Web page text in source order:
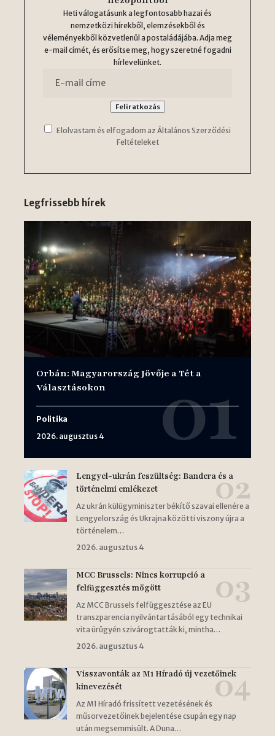
Heti válogatásunk a legfontosabb hazai és
nemzetközi hírekből, elemzésekből és
véleményekből közvetlenül a postaládájába. Adja meg
e-mail címét, és erősítse meg, hogy szeretné fogadni
hírlevelünket.
Elolvastam és elfogadom az Általános Szerződési
Feltételeket
Legfrissebb hírek
Orbán: Magyarország Jövője a Tét a
Választásokon
Politika
2026. augusztus 4
Lengyel-ukrán feszültség: Bandera és a
történelmi emlékezet
Az ukrán külügyminiszter békítő szavai ellenére a
Lengyelország és Ukrajna közötti viszony újra a
történelem…
2026. augusztus 4
MCC Brussels: Nincs korrupció a
felfüggesztés mögött
Az MCC Brussels felfüggesztése az EU
transzparencia nyilvántartásából egy technikai
vita ürügyén szivárogtatták ki, mintha…
2026. augusztus 4
Visszavonták az M1 Híradó új vezetőinek
kinevezését
Az M1 Híradó frissített vezetésének és
műsorvezetőinek bejelentése csupán egy nap
után megsemmisült. A Duna…